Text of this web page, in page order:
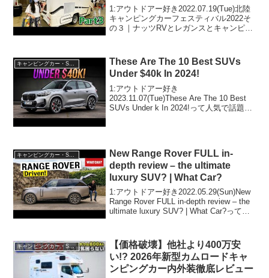
バンテック
1:アウトドアー好き2022.07.19(Tue)北陸
キャンピングカーフェスティバル2022そ
の３｜ナッツRVとレガンスとキャンピン
アー好き2022.07.19(Tu...
These Are The 10 Best SUVs
Under $40k In 2024!
1:アウトドアー好き
2023.11.07(Tue)These Are The 10 Best
SUVs Under k In 2024!って人気で話題ら
キャンピングカー・SUV人気車種
New Range Rover FULL in-
depth review – the ultimate
luxury SUV? | What Car?
1:アウトドアー好き2022.05.29(Sun)New
Range Rover FULL in-depth review – the
ultimate luxury SUV? | What Car?って人
キャンピングカー・SUV人気車種
【価格破壊】他社より400万安
い!? 2026年新型カムロードキャ
ンピングカー内外装徹底レビュー